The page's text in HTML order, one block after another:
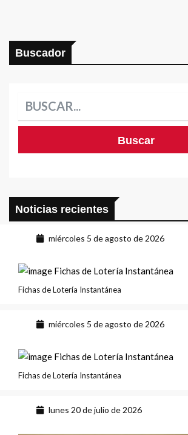
Buscador
Noticias recientes
miércoles 5 de agosto de 2026
Fichas de Lotería Instantánea
miércoles 5 de agosto de 2026
Fichas de Lotería Instantánea
lunes 20 de julio de 2026